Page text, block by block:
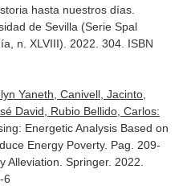
hasta nuestros días.
de Sevilla (Serie Spal
n. XLVIII). 2022. 304. ISBN
Yaneth, Canivell, Jacinto,
David, Rubio Bellido, Carlos:
Energetic Analysis Based on
Energy Poverty. Pag. 209-
Alleviation . Springer. 2022.
6